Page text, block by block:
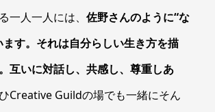
人一人には、 佐野さんのように“な
す。それは自分らしい生き方を描
互いに対話し、共感し、尊重しあ
Creative Guildの場でも一緒にそん